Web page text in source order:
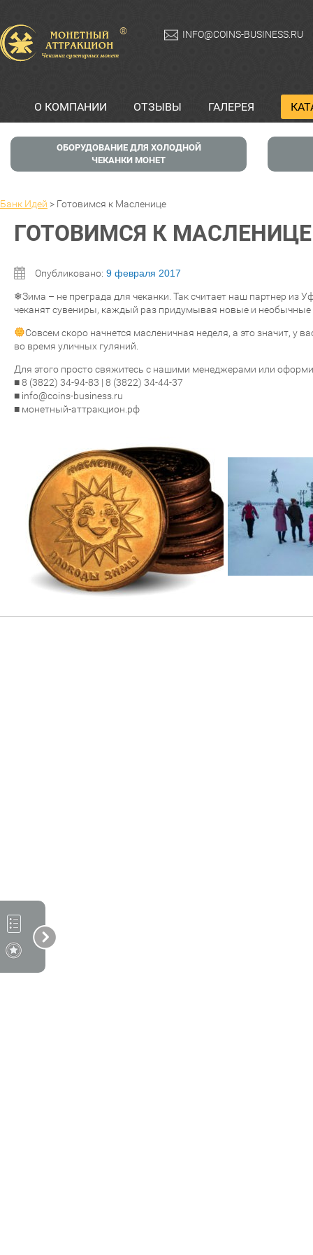
® INFO@COINS-BUSINESS.RU
О КОМПАНИИ ОТЗЫВЫ ГАЛЕРЕЯ
ОБОРУДОВАНИЕ ДЛЯ ХОЛОДНОЙ
ЧЕКАНКИ МОНЕТ
Банк Идей > Готовимся к Масленице
ГОТОВИМСЯ К МАСЛЕНИЦЕ
Опубликовано: 9 февраля 2017
❄Зима – не преграда для чеканки. Так считает наш партнер
чеканят сувениры, каждый раз придумывая новые и необычные
Совсем скоро начнется масленичная неделя, а это значит, у
во время уличных гуляний.
Для этого просто свяжитесь с нашими менеджерами или
■ 8 (3822) 34-94-83 | 8 (3822) 34-44-37
■ info@coins-business.ru
■ монетный-аттракцион.рф